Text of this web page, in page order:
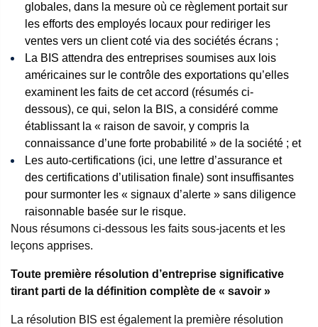
globales, dans la mesure où ce règlement portait sur
les efforts des employés locaux pour rediriger les
ventes vers un client coté via des sociétés écrans ;
La BIS attendra des entreprises soumises aux lois
américaines sur le contrôle des exportations qu’elles
examinent les faits de cet accord (résumés ci-
dessous), ce qui, selon la BIS, a considéré comme
établissant la « raison de savoir, y compris la
connaissance d’une forte probabilité » de la société ; et
Les auto-certifications (ici, une lettre d’assurance et
des certifications d’utilisation finale) sont insuffisantes
pour surmonter les « signaux d’alerte » sans diligence
raisonnable basée sur le risque.
Nous résumons ci-dessous les faits sous-jacents et les
leçons apprises.
Toute première résolution d’entreprise significative
tirant parti de la définition complète de « savoir »
La résolution BIS est également la première résolution